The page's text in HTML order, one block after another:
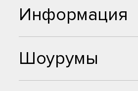
Шоурумы
Информация